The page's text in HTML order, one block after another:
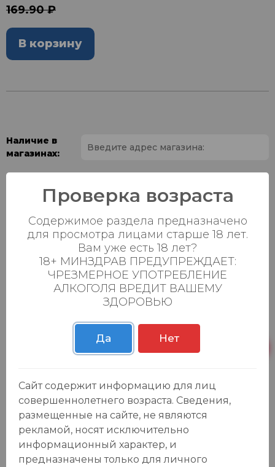
169.90 ₽
В корзину
Наличие в
магазинах:
Ваш город:
Батыршина 20Б
23:00
21 шт.
Магистральная 22д
Пн-Вс с 08:00 до
23:00
Осиновская 2В,
Пестрецы
Пн-Вс с 09:00 до
23:00
20 шт.
23:00
Отзывы:
Оставить отзыв
Проверка возраста
Содержимое раздела предназначено
для просмотра лицами старше 18 лет.
Вам уже есть 18 лет?
18+ МИНЗДРАВ ПРЕДУПРЕЖДАЕТ:
ЧРЕЗМЕРНОЕ УПОТРЕБЛЕНИЕ
АЛКОГОЛЯ ВРЕДИТ ВАШЕМУ
ЗДОРОВЬЮ
Да Нет
Сайт содержит информацию для лиц
совершеннолетнего возраста. Сведения,
размещенные на сайте, не являются
рекламой, носят исключительно
информационный характер, и
предназначены только для личного